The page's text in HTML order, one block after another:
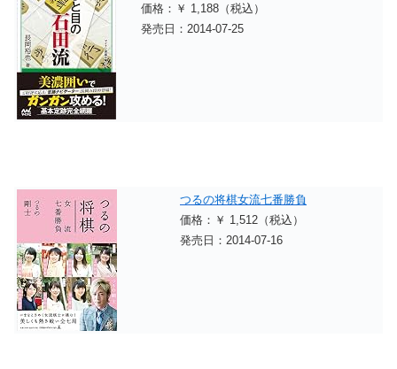
価格：￥ 1,188（税込）
発売日：2014-07-25
つるの将棋女流七番勝負
価格：￥ 1,512（税込）
発売日：2014-07-16